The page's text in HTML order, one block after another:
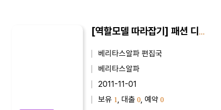
[역할모델 따라잡기] 패션 디자이너(조성경)
베리타스알파 편집국
베리타스알파
2011-11-01
보유 1 , 대출 0 , 예약 0